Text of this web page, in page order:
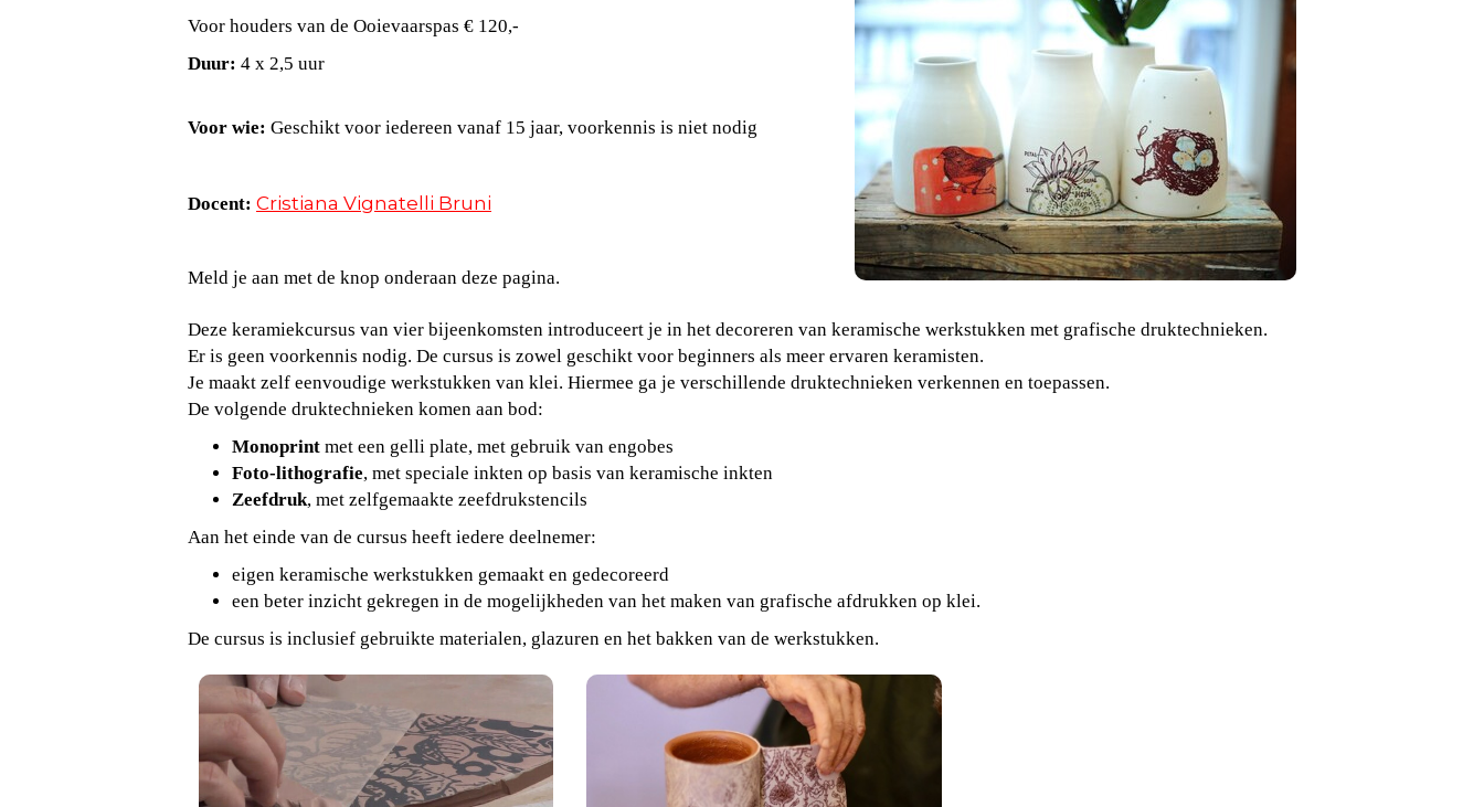
Voor houders van de Ooievaarspas € 120,-
Duur: 4 x 2,5 uur
Voor wie: Geschikt voor iedereen vanaf 15 jaar, voorkennis is niet nodig
Docent: Cristiana Vignatelli Bruni
Meld je aan met de knop onderaan deze pagina.
Deze keramiekcursus van vier bijeenkomsten introduceert je in het decoreren van keramische werkstukken met grafische druktechnieken.
Er is geen voorkennis nodig. De cursus is zowel geschikt voor beginners als meer ervaren keramisten.
Je maakt zelf eenvoudige werkstukken van klei. Hiermee ga je verschillende druktechnieken verkennen en toepassen.
De volgende druktechnieken komen aan bod:
Monoprint met een gelli plate, met gebruik van engobes
Foto-lithografie, met speciale inkten op basis van keramische inkten
Zeefdruk, met zelfgemaakte zeefdrukstencils
Aan het einde van de cursus heeft iedere deelnemer:
eigen keramische werkstukken gemaakt en gedecoreerd
een beter inzicht gekregen in de mogelijkheden van het maken van grafische afdrukken op klei.
De cursus is inclusief gebruikte materialen, glazuren en het bakken van de werkstukken.